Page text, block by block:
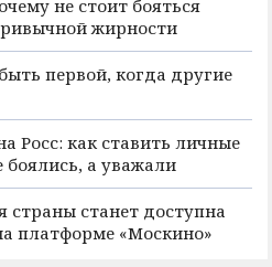
не стоит бояться
жирности
первой, когда другие
Росс: как ставить личные
боялись, а уважали
страны станет доступна
платформе «Москино»